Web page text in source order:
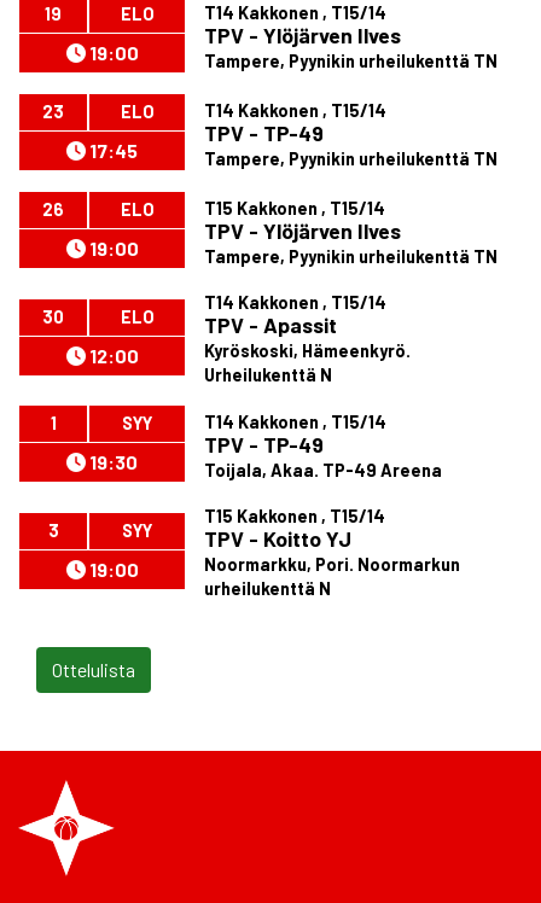
19 ELO
19:00
T14 Kakkonen , T15/14
TPV - Ylöjärven Ilves
Tampere, Pyynikin urheilukenttä TN
23 ELO
17:45
T14 Kakkonen , T15/14
TPV - TP-49
Tampere, Pyynikin urheilukenttä TN
26 ELO
19:00
T15 Kakkonen , T15/14
TPV - Ylöjärven Ilves
Tampere, Pyynikin urheilukenttä TN
30 ELO
12:00
T14 Kakkonen , T15/14
TPV - Apassit
Kyröskoski, Hämeenkyrö.
Urheilukenttä N
1 SYY
19:30
T14 Kakkonen , T15/14
TPV - TP-49
Toijala, Akaa. TP-49 Areena
3 SYY
19:00
T15 Kakkonen , T15/14
TPV - Koitto YJ
Noormarkku, Pori. Noormarkun
urheilukenttä N
Ottelulista